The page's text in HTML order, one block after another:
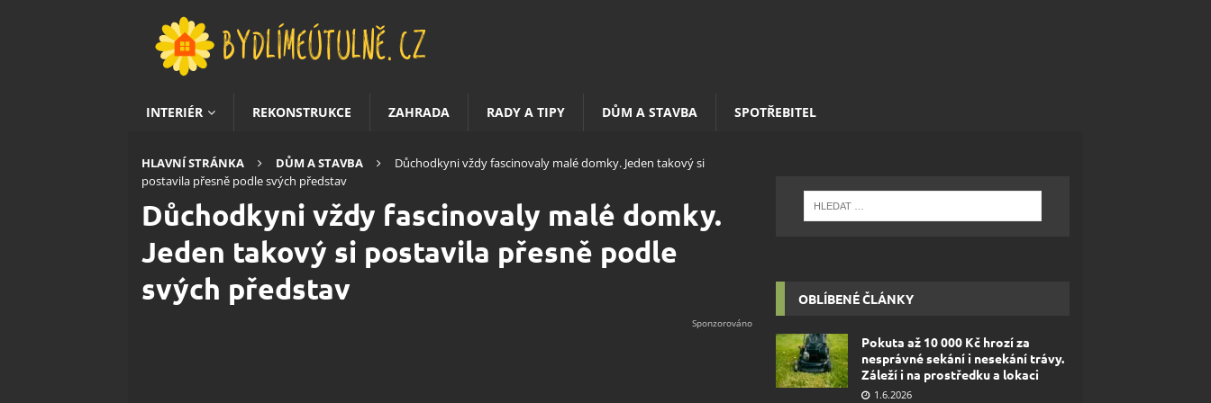
INTERIÉR REKONSTRUKCE ZAHRADA RADY A TIPY DŮM A STAVBA SPOTŘEBITEL
HLAVNÍ STRÁNKA DŮM A STAVBA
Důchodkyni vždy fascinovaly malé domky. Jeden takový si
postavila přesně podle svých představ
Důchodkyni vždy fascinovaly malé domky.
Jeden takový si postavila přesně podle
svých představ
OBLÍBENÉ ČLÁNKY
Pokuta až 10 000 Kč hrozí za
nesprávné sekání i nesekání trávy.
Záleží i na prostředku a lokaci
1.6.2026